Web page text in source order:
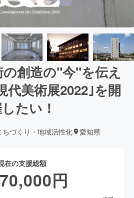
創造の"今"を伝え
代美術展2022｣を開
たい！
ちづくり・地域活性化 愛知県
在の支援総額
円